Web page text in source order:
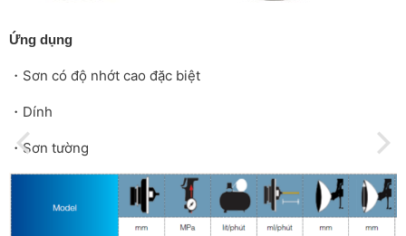
Ứng dụng
・Sơn có độ nhớt cao đặc biệt
・Dính
・Sơn tường